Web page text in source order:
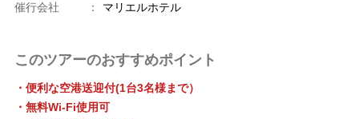
催行会社 ： マリエルホテル
このツアーのおすすめポイント
・便利な空港送迎付(1台3名様まで）
・無料Wi-Fi使用可